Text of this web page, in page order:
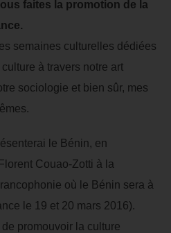
faites la promotion de la
semaines culturelles dédiées
à travers notre art
sociologie et bien sûr, mes
le Bénin, en
Couao-Zotti à la
où le Bénin sera à
le 19 et 20 mars 2016).
promouvoir la culture